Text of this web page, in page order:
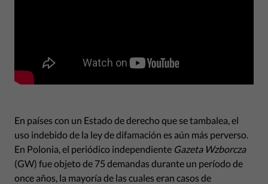
En países con un Estado de derecho que se tambalea, el
uso indebido de la ley de difamación es aún más perverso.
En Polonia, el periódico independiente Gazeta Wzborcza
(GW) fue objeto de 75 demandas durante un período de
once años, la mayoría de las cuales eran casos de